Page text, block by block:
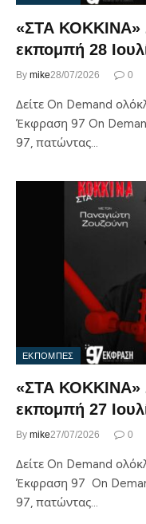
«ΣΤΑ ΚΟΚΚΙΝΑ»
εκπομπή 28
By mike28/07/2026 0
Δείτε On Demand
Έκφραση 97 On
97, πατώντας…
ΕΚΠΟΜΠΕΣ
«ΣΤΑ ΚΟΚΚΙΝΑ»
εκπομπή 27
By mike27/07/2026 0
Δείτε On Demand
Έκφραση 97 On
97, πατώντας…